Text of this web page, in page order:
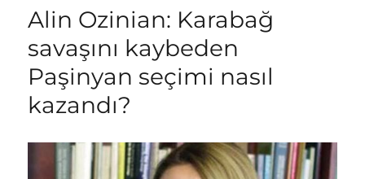
Alin Ozinian: Karabağ
savaşını kaybeden
Paşinyan seçimi nasıl
kazandı?